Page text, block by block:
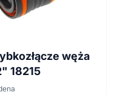
węża
18215